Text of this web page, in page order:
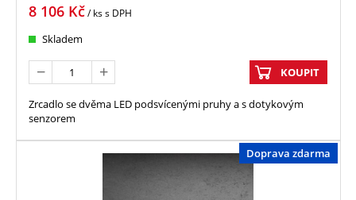
8 106 Kč/ kss DPH
Skladem
KOUPIT
Zrcadlo se dvěma LED podsvícenými pruhy a s dotykovým
senzorem
Doprava zdarma